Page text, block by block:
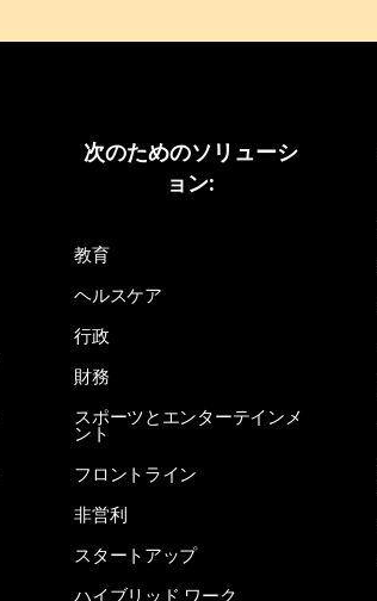
次のためのソリューシ
ョン:
教育
ヘルスケア
行政
財務
スポーツとエンターテインメ
ント
フロントライン
非営利
スタートアップ
ハイブリッド ワーク